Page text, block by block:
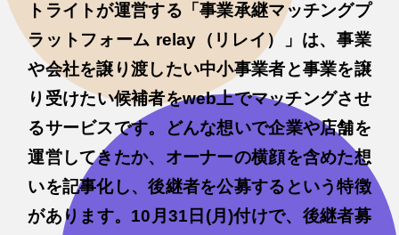
トライトが運営する「事業承継マッチングプ
ラットフォーム relay（リレイ）」は、事業
や会社を譲り渡したい中小事業者と事業を譲
り受けたい候補者をweb上でマッチングさせ
るサービスです。どんな想いで企業や店舗を
運営してきたか、オーナーの横顔を含めた想
いを記事化し、後継者を公募するという特徴
があります。10月31日(月)付けで、後継者募